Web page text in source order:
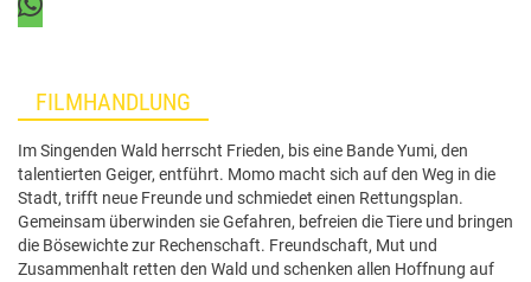
FILMHANDLUNG
Im Singenden Wald herrscht Frieden, bis eine Bande Yumi, den
talentierten Geiger, entführt. Momo macht sich auf den Weg in die
Stadt, trifft neue Freunde und schmiedet einen Rettungsplan.
Gemeinsam überwinden sie Gefahren, befreien die Tiere und bringen
die Bösewichte zur Rechenschaft. Freundschaft, Mut und
Zusammenhalt retten den Wald und schenken allen Hoffnung auf